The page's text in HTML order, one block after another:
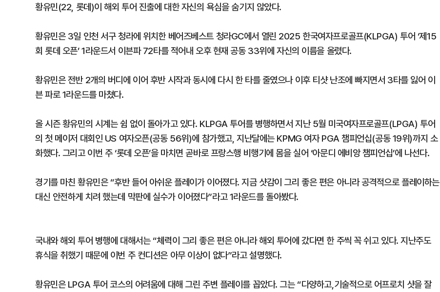
황유민(22, 롯데)이 해외 투어 진출에 대한 자신의 욕심을 숨기지 않았다.
황유민은 3일 인천 서구 청라에 위치한 베어즈베스트 청라GC에서 열린 2025 한국여자프로골프(KLPGA) 투어 ‘제15
회 롯데 오픈’ 1라운드서 이븐파 72타를 적어내 오후 현재 공동 33위에 자신의 이름을 올렸다.
황유민은 전반 2개의 버디에 이어 후반 시작과 동시에 다시 한 타를 줄였으나 이후 티샷 난조에 빠지면서 3타를 잃어 이
븐 파로 1라운드를 마쳤다.
올 시즌 황유민의 시계는 쉼 없이 돌아가고 있다. KLPGA 투어를 병행하면서 지난 5월 미국여자프로골프(LPGA) 투어
의 첫 메이저 대회인 US 여자오픈(공동 56위)에 참가했고, 지난달에는 KPMG 여자 PGA 챔피언십(공동 19위)까지 소
화했다. 그리고 이번 주 ‘롯데 오픈’을 마치면 곧바로 프랑스행 비행기에 몸을 실어 ‘아문디 에비앙 챔피언십’에 나선다.
경기를 마친 황유민은 “후반 들어 아쉬운 플레이가 이어졌다. 지금 샷감이 그리 좋은 편은 아니라 공격적으로 플레이하는
대신 안전하게 치려 했는데 막판에 실수가 이어졌다”라고 1라운드를 돌아봤다.
국내와 해외 투어 병행에 대해서는 “체력이 그리 좋은 편은 아니라 해외 투어에 갔다면 한 주씩 꼭 쉬고 있다. 지난주도
휴식을 취했기 때문에 이번 주 컨디션은 아무 이상이 없다”라고 설명했다.
황유민은 LPGA 투어 코스의 어려움에 대해 그린 주변 플레이를 꼽았다. 그는 “다양하고,기술적으로 어프로치 샷을 잘